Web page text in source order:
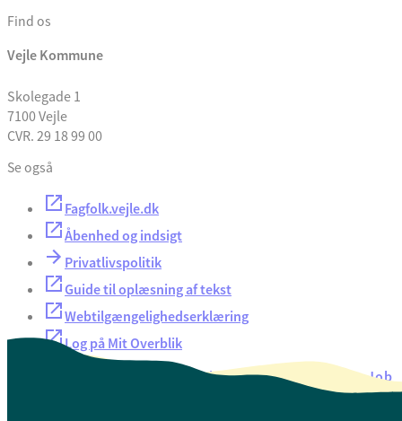
Find os
Vejle Kommune
Skolegade 1
7100 Vejle
CVR. 29 18 99 00
Se også
Fagfolk.vejle.dk
Åbenhed og indsigt
Privatlivspolitik
Guide til oplæsning af tekst
Webtilgængelighedserklæring
Log på Mit Overblik
Oversigt over selvbetjeningJob